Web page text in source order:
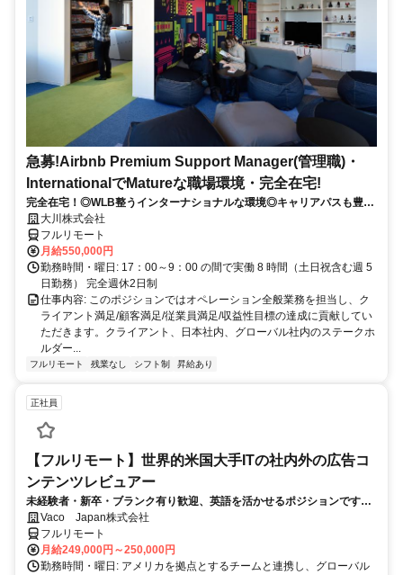
急募!Airbnb Premium Support Manager(管理職)・
InternationalでMatureな職場環境・完全在宅!
完全在宅！◎WLB整うインターナショナルな環境◎キャリアパスも豊富
◎ 大川株式会社
フルリモート
月給550,000円
勤務時間・曜日: 17：00～9：00 の間で実働 8 時間（土日祝含む週 5
日勤務） 完全週休2日制
仕事内容: このポジションではオペレーション全般業務を担当し、ク
ライアント満足/顧客満足/従業員満足/収益性目標の達成に貢献してい
ただきます。クライアント、日本社内、グローバル社内のステークホ
ルダー...
フルリモート 残業なし シフト制 昇給あり
正社員
【フルリモート】世界的米国大手ITの社内外の広告コ
ンテンツレビュアー
未経験者・新卒・ブランク有り歓迎、英語を活かせるポジションです。
完全リモート
Vaco Japan株式会社
フルリモート
月給249,000円～250,000円
勤務時間・曜日: アメリカを拠点とするチームと連携し、グローバル